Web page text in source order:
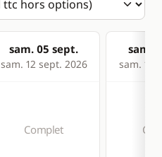
Guide & cartes
sam. 05 sept.
sam. 12 sept. 2026
sam.
sam. 19
Complet